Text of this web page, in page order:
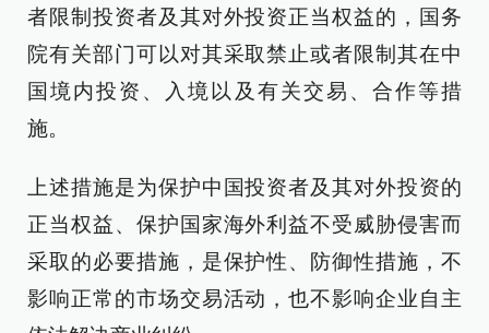
者限制投资者及其对外投资正当权益的，国务
院有关部门可以对其采取禁止或者限制其在中
国境内投资、入境以及有关交易、合作等措
施。
上述措施是为保护中国投资者及其对外投资的
正当权益、保护国家海外利益不受威胁侵害而
采取的必要措施，是保护性、防御性措施，不
影响正常的市场交易活动，也不影响企业自主